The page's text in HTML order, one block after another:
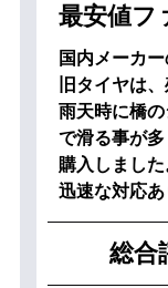
最安値フ
国内メーカ
旧タイヤは
雨天時に橋
で滑る事が
購入しました
迅速な対応あ
総合